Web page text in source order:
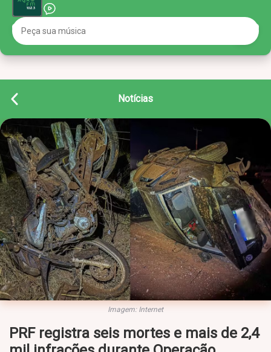
Notícias
Imagem: Internet
PRF registra seis mortes e mais de 2,4